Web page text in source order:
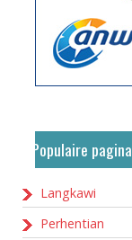
Populaire
Langkawi
Perhentian